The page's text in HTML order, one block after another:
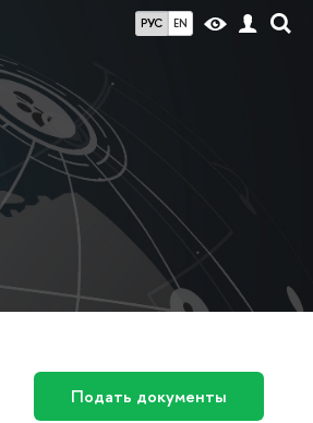
РУС EN
Подать документы